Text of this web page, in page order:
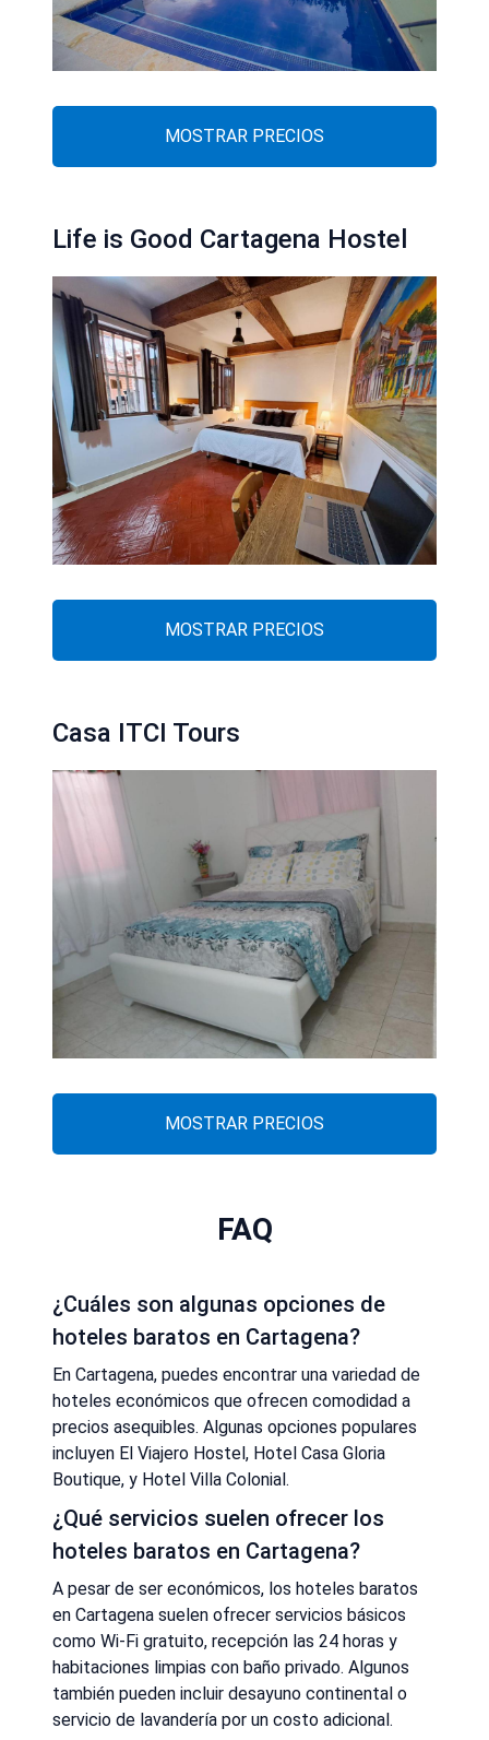
MOSTRAR PRECIOS
Life is Good Cartagena Hostel
MOSTRAR PRECIOS
Casa ITCI Tours
MOSTRAR PRECIOS
FAQ
¿Cuáles son algunas opciones de
hoteles baratos en Cartagena?
En Cartagena, puedes encontrar una variedad de
hoteles económicos que ofrecen comodidad a
precios asequibles. Algunas opciones populares
incluyen El Viajero Hostel, Hotel Casa Gloria
Boutique, y Hotel Villa Colonial.
¿Qué servicios suelen ofrecer los
hoteles baratos en Cartagena?
A pesar de ser económicos, los hoteles baratos
en Cartagena suelen ofrecer servicios básicos
como Wi-Fi gratuito, recepción las 24 horas y
habitaciones limpias con baño privado. Algunos
también pueden incluir desayuno continental o
servicio de lavandería por un costo adicional.